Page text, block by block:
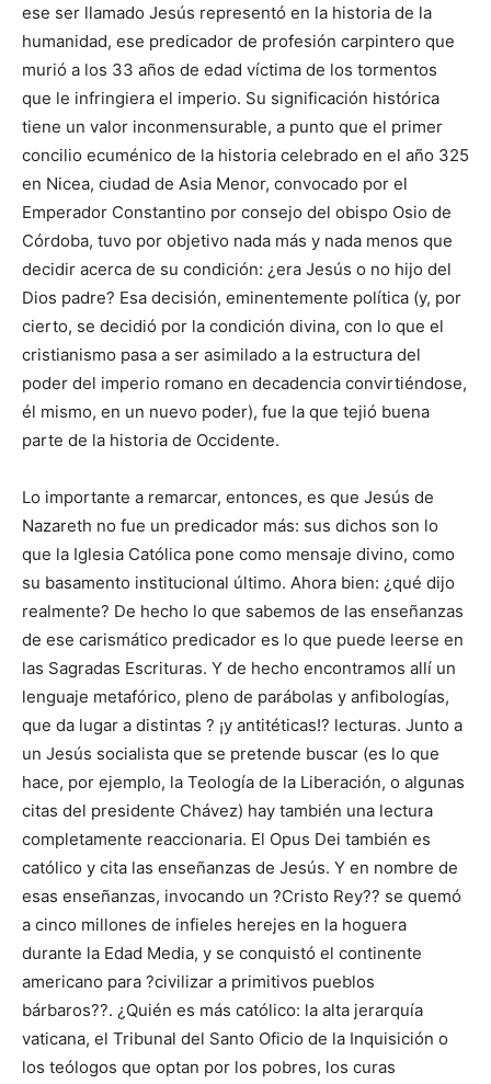
ese ser llamado Jesús representó en la historia de la
humanidad, ese predicador de profesión carpintero que
murió a los 33 años de edad víctima de los tormentos
que le infringiera el imperio. Su significación histórica
tiene un valor inconmensurable, a punto que el primer
concilio ecuménico de la historia celebrado en el año 325
en Nicea, ciudad de Asia Menor, convocado por el
Emperador Constantino por consejo del obispo Osio de
Córdoba, tuvo por objetivo nada más y nada menos que
decidir acerca de su condición: ¿era Jesús o no hijo del
Dios padre? Esa decisión, eminentemente política (y, por
cierto, se decidió por la condición divina, con lo que el
cristianismo pasa a ser asimilado a la estructura del
poder del imperio romano en decadencia convirtiéndose,
él mismo, en un nuevo poder), fue la que tejió buena
parte de la historia de Occidente.
Lo importante a remarcar, entonces, es que Jesús de
Nazareth no fue un predicador más: sus dichos son lo
que la Iglesia Católica pone como mensaje divino, como
su basamento institucional último. Ahora bien: ¿qué dijo
realmente? De hecho lo que sabemos de las enseñanzas
de ese carismático predicador es lo que puede leerse en
las Sagradas Escrituras. Y de hecho encontramos allí un
lenguaje metafórico, pleno de parábolas y anfibologías,
que da lugar a distintas ? ¡y antitéticas!? lecturas. Junto a
un Jesús socialista que se pretende buscar (es lo que
hace, por ejemplo, la Teología de la Liberación, o algunas
citas del presidente Chávez) hay también una lectura
completamente reaccionaria. El Opus Dei también es
católico y cita las enseñanzas de Jesús. Y en nombre de
esas enseñanzas, invocando un ?Cristo Rey?? se quemó
a cinco millones de infieles herejes en la hoguera
durante la Edad Media, y se conquistó el continente
americano para ?civilizar a primitivos pueblos
bárbaros??. ¿Quién es más católico: la alta jerarquía
vaticana, el Tribunal del Santo Oficio de la Inquisición o
los teólogos que optan por los pobres, los curas